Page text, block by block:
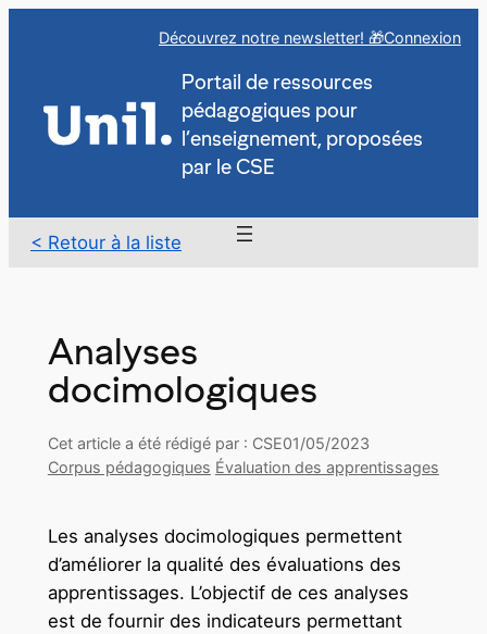
Découvrez notre newsletter! 🎁Connexion
Portail de ressources
pédagogiques pour
l’enseignement, proposées
par le CSE
< Retour à la liste
Analyses
docimologiques
Cet article a été rédigé par : CSE01/05/2023
Corpus pédagogiques Évaluation des apprentissages
Les analyses docimologiques permettent
d’améliorer la qualité des évaluations des
apprentissages. L’objectif de ces analyses
est de fournir des indicateurs permettant